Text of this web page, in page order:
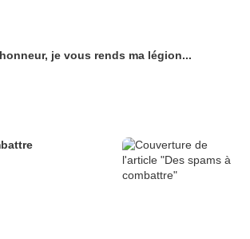
je vous rends ma légion...